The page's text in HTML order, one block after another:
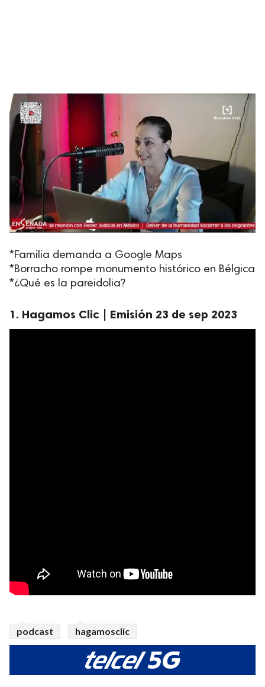
*Familia demanda a Google Maps
*Borracho rompe monumento histórico en Bélgica
*¿Qué es la pareidolia?
1. Hagamos Clic | Emisión 23 de sep 2023
podcast hagamosclic